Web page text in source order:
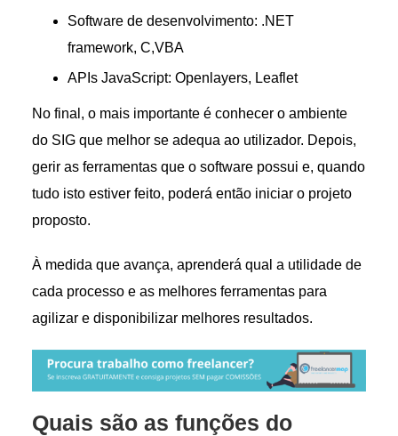
Software de desenvolvimento: .NET
framework, C,VBA
APIs JavaScript: Openlayers, Leaflet
No final, o mais importante é conhecer o ambiente
do SIG que melhor se adequa ao utilizador. Depois,
gerir as ferramentas que o software possui e, quando
tudo isto estiver feito, poderá então iniciar o projeto
proposto.
À medida que avança, aprenderá qual a utilidade de
cada processo e as melhores ferramentas para
agilizar e disponibilizar melhores resultados.
Quais são as funções do